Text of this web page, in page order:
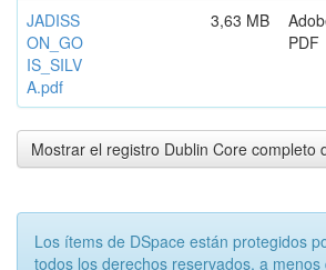
JADISS
ON_GO
IS_SILV
A.pdf
3,63 MB
PDF
Mostrar el registro Dublin Core completo
Los ítems de DSpace están protegidos
todos los derechos reservados, a menos